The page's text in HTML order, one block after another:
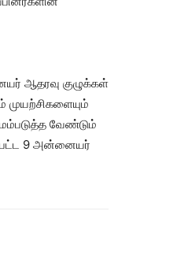
ஆதரவு குழுக்கள்
வேண்டும்
9 அன்னையர்